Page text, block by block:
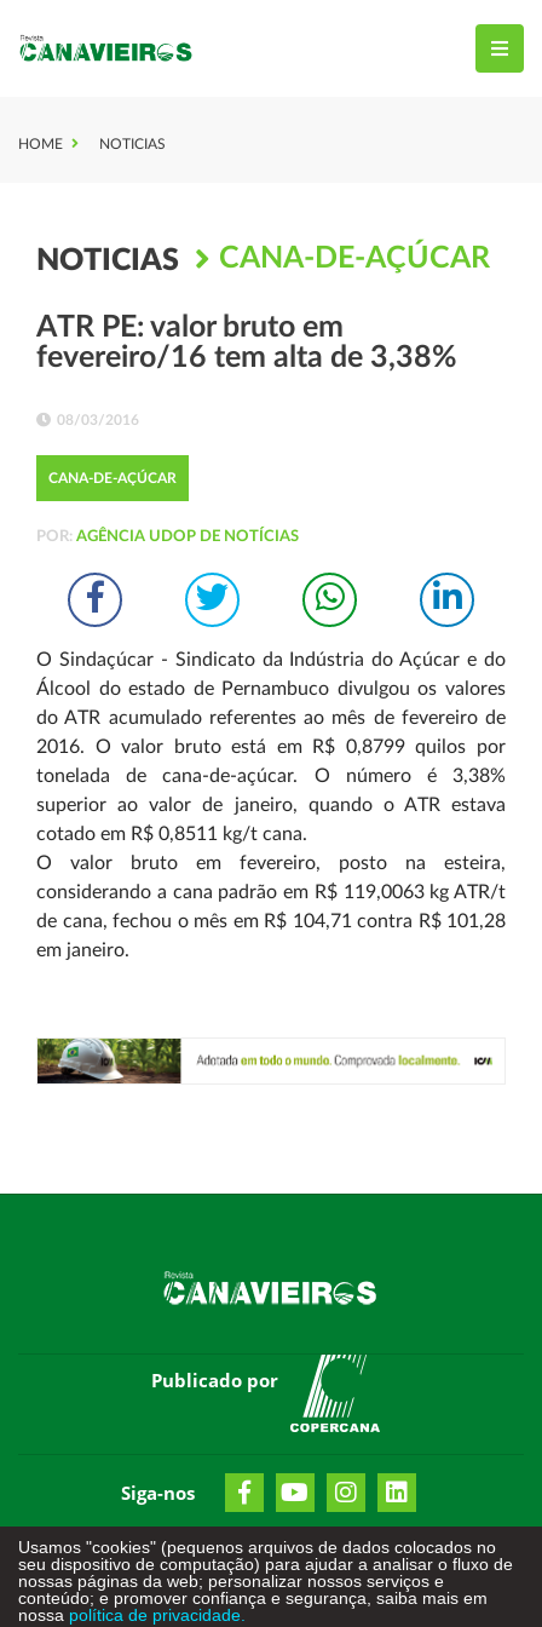
HOME NOTICIAS
NOTICIAS CANA-DE-AÇÚCAR
ATR PE: valor bruto em
fevereiro/16 tem alta de 3,38%
08/03/2016
CANA-DE-AÇÚCAR
POR: AGÊNCIA UDOP DE NOTÍCIAS
O Sindaçúcar - Sindicato da Indústria do Açúcar e do
Álcool do estado de Pernambuco divulgou os valores
do ATR acumulado referentes ao mês de fevereiro de
2016. O valor bruto está em R$ 0,8799 quilos por
tonelada de cana-de-açúcar. O número é 3,38%
superior ao valor de janeiro, quando o ATR estava
cotado em R$ 0,8511 kg/t cana.
O valor bruto em fevereiro, posto na esteira,
considerando a cana padrão em R$ 119,0063 kg ATR/t
de cana, fechou o mês em R$ 104,71 contra R$ 101,28
em janeiro.
Publicado por
Siga-nos
Todos os direitos reservados - © 2026
Usamos "cookies" (pequenos arquivos de dados colocados no
seu dispositivo de computação) para ajudar a analisar o fluxo de
nossas páginas da web; personalizar nossos serviços e
conteúdo; e promover confiança e segurança, saiba mais em
nossa política de privacidade.